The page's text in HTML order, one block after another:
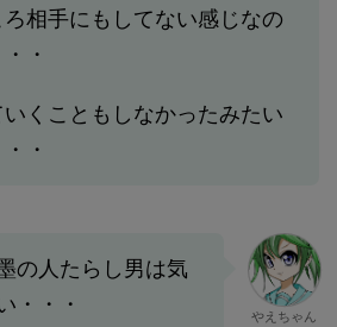
相手にもしてない感じなの
・
くこともしなかったみたい
・
の人たらし男は気
・・・
やえちゃん